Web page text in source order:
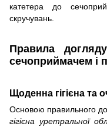
катетера до
скручувань.
Правила
сечоприймачем і
Щоденна гігієна та
Основою правильного
гігієна уретральної